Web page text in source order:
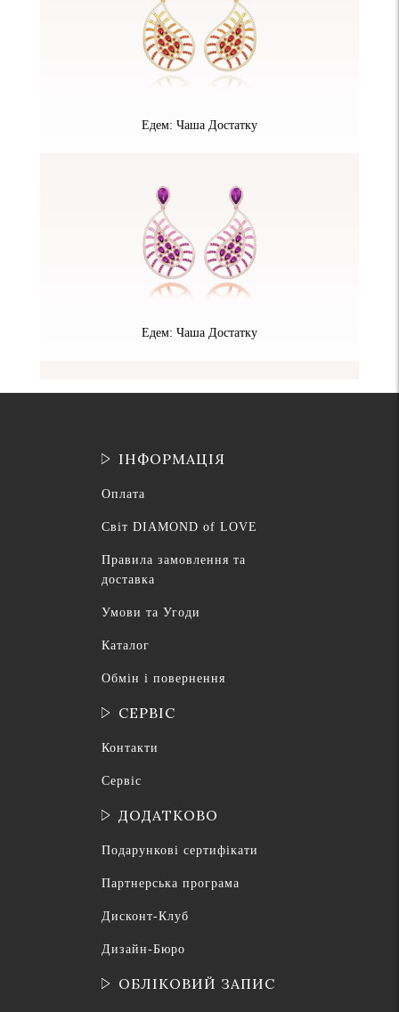
Едем: Чаша Достатку
Едем: Чаша Достатку
ІНФОРМАЦІЯ
Оплата
Світ DIAMOND of LOVE
Правила замовлення та
доставка
Умови та Угоди
Каталог
Обмін і повернення
СЕРВІС
Контакти
Сервіс
ДОДАТКОВО
Подарункові сертифікати
Партнерська програма
Дисконт-Клуб
Дизайн-Бюро
ОБЛІКОВИЙ ЗАПИС